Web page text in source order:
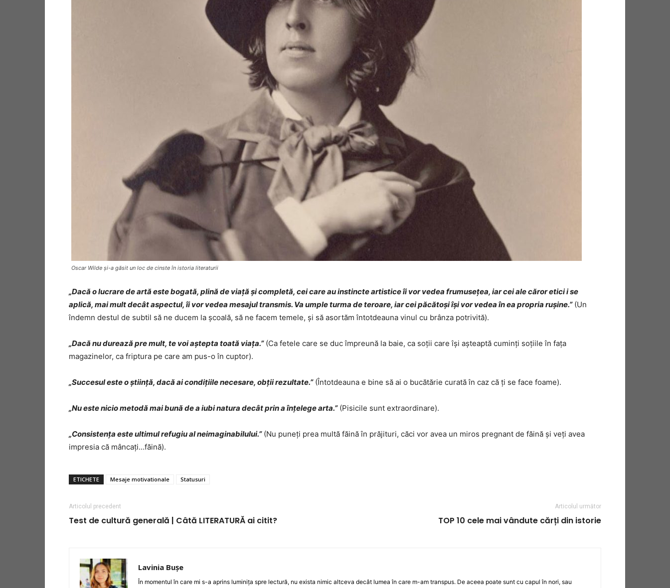
Oscar Wilde și-a găsit un loc de cinste în istoria literaturii
„Dacă o lucrare de artă este bogată, plină de viață și completă, cei care au instincte artistice îi vor vedea frumusețea, iar cei ale căror etici i se
aplică, mai mult decât aspectul, îi vor vedea mesajul transmis. Va umple turma de teroare, iar cei păcătoși își vor vedea în ea propria rușine.”(Un
îndemn destul de subtil să ne ducem la școală, să ne facem temele, și să asortăm întotdeauna vinul cu brânza potrivită).
„Dacă nu durează pre mult, te voi aștepta toată viața.”(Ca fetele care se duc împreună la baie, ca soții care își așteaptă cuminți soțiile în fața
magazinelor, ca friptura pe care am pus-o în cuptor).
„Succesul este o știință, dacă ai condițiile necesare, obții rezultate.”(Întotdeauna e bine să ai o bucătărie curată în caz că ți se face foame).
„Nu este nicio metodă mai bună de a iubi natura decât prin a înțelege arta.”(Pisicile sunt extraordinare).
„Consistența este ultimul refugiu al neimaginabilului.”(Nu puneți prea multă făină în prăjituri, căci vor avea un miros pregnant de făină și veți avea
impresia că mâncați…făină).
ETICHETE Mesaje motivationale Statusuri
Articolul precedent
Test de cultură generală | Câtă LITERATURĂ ai citit?
Articolul următor
TOP 10 cele mai vândute cărți din istorie
Lavinia Bușe
În momentul în care mi s-a aprins luminiţa spre lectură, nu exista nimic altceva decât lumea în care m-am transpus. De aceea poate sunt cu capul în nori, sau